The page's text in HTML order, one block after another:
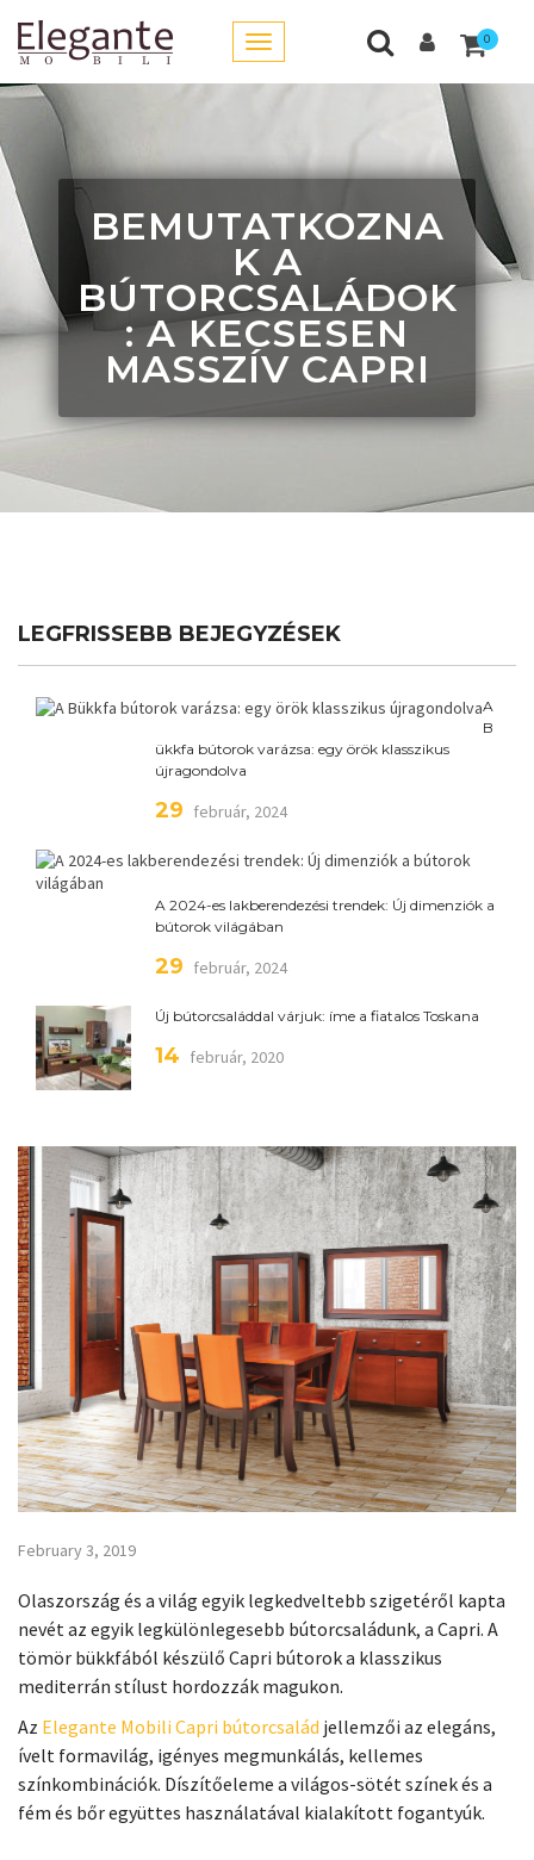
0
BEMUTATKOZNA
K A
BÚTORCSALÁDOK
: A KECSESEN
MASSZÍV CAPRI
LEGFRISSEBB BEJEGYZÉSEK
A
B
ükkfa bútorok varázsa: egy örök klasszikus
újragondolva
29 február, 2024
A 2024-es lakberendezési trendek: Új dimenziók a
bútorok világában
29 február, 2024
Új bútorcsaláddal várjuk: íme a fiatalos Toskana
14 február, 2020
February 3, 2019
Olaszország és a világ egyik legkedveltebb szigetéről kapta
nevét az egyik legkülönlegesebb bútorcsaládunk, a Capri. A
tömör bükkfából készülő Capri bútorok a klasszikus
mediterrán stílust hordozzák magukon.
Az Elegante Mobili Capri bútorcsalád jellemzői az elegáns,
ívelt formavilág, igényes megmunkálás, kellemes
színkombinációk. Díszítőeleme a világos-sötét színek és a
fém és bőr együttes használatával kialakított fogantyúk.